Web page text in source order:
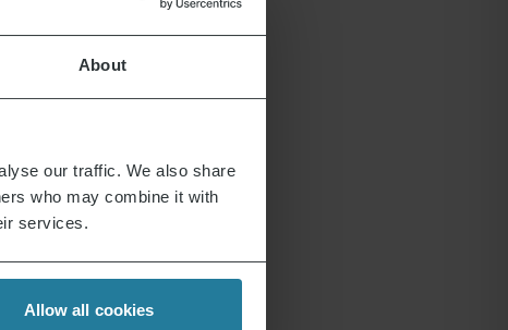
About
our traffic. We also share
who may combine it with
services.
Allow all cookies